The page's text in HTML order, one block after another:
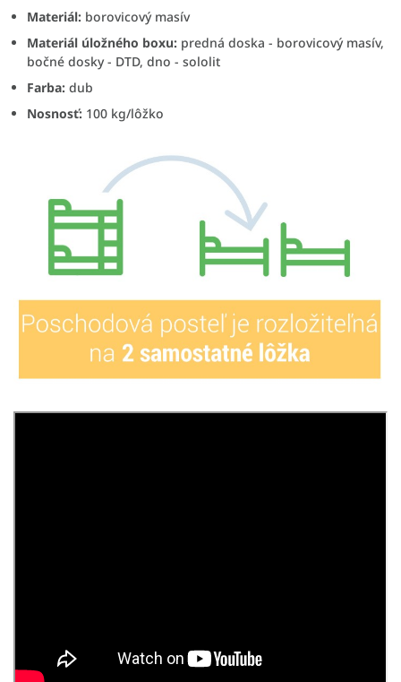
Materiál: borovicový masív
Materiál úložného boxu: predná doska - borovicový masív,
bočné dosky - DTD, dno - sololit
Farba: dub
Nosnosť: 100 kg/lôžko